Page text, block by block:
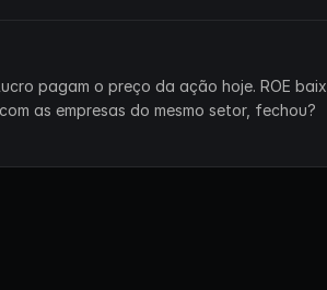
pagam o preço da ação hoje. ROE
as empresas do mesmo setor, fechou?